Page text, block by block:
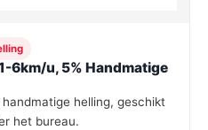
6km/u, 5% Handmatige
helling, geschikt
het bureau.